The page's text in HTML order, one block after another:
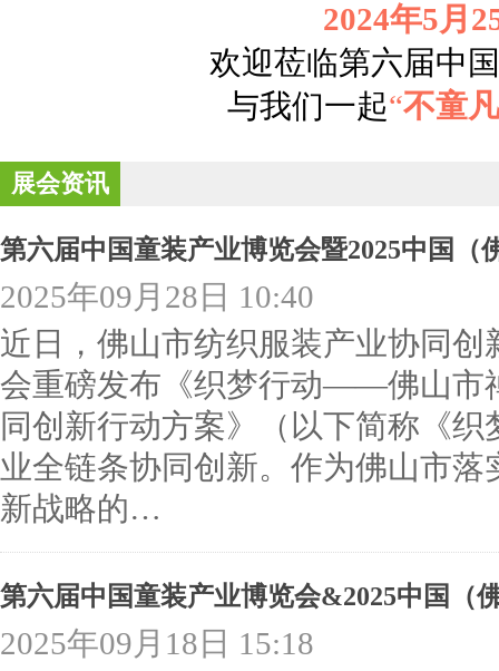
2024年5月
欢迎莅临第六届中
与我们一起“不童
展会资讯
2025年09月28日 10:40
近日，佛山市纺织服装产业协同
会重磅发布《织梦行动——佛山市
同创新行动方案》（以下简称《
业全链条协同创新。作为佛山市
新战略的…
第六届中国童装产业博览会&2025中国（
2025年09月18日 15:18